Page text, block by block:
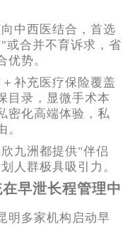
中西医结合，首选
或合并不育诉求，省
优势。
补充医疗保险覆盖
目录，显微手术本
密化高端体验，私
九洲都提供"伴侣
人群极具吸引力。
早泄长程管理中
明多家机构启动早